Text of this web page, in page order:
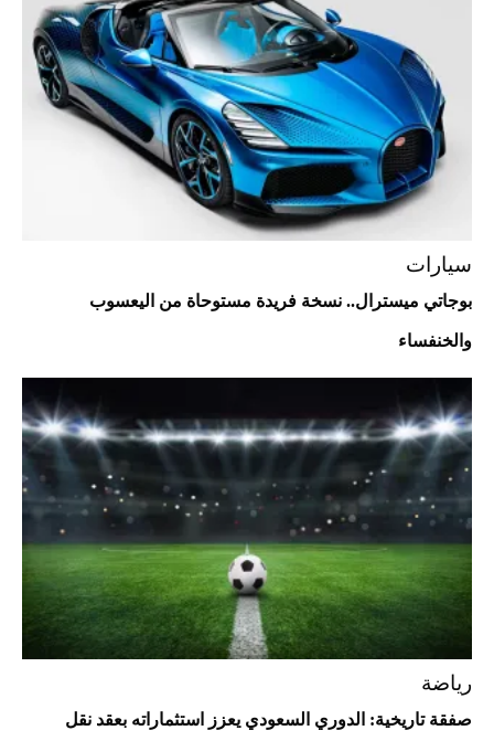
Aston Martin Valiant: على هوى الأبطال
أفضل تدريج للشعر الطويل لإطلالة جريئة وعصرية
أحذية Mary Jane: ترف وأناقة للرجال
سيارات
بوجاتي ميسترال.. نسخة فريدة مستوحاة من اليعسوب
والخنفساء
رياضة
صفقة تاريخية: الدوري السعودي يعزز استثماراته بعقد نقل